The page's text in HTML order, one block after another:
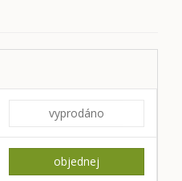
vyprodáno
objednej